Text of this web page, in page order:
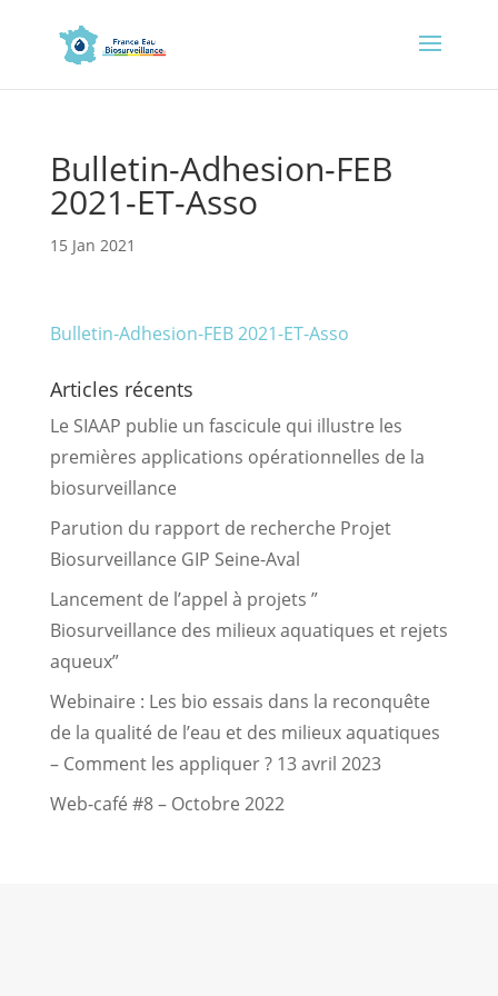
Bulletin-Adhesion-FEB
2021-ET-Asso
15 Jan 2021
Bulletin-Adhesion-FEB 2021-ET-Asso
Articles récents
Le SIAAP publie un fascicule qui illustre les
premières applications opérationnelles de la
biosurveillance
Parution du rapport de recherche Projet
Biosurveillance GIP Seine-Aval
Lancement de l’appel à projets ”
Biosurveillance des milieux aquatiques et rejets
aqueux”
Webinaire : Les bio essais dans la reconquête
de la qualité de l’eau et des milieux aquatiques
– Comment les appliquer ? 13 avril 2023
Web-café #8 – Octobre 2022